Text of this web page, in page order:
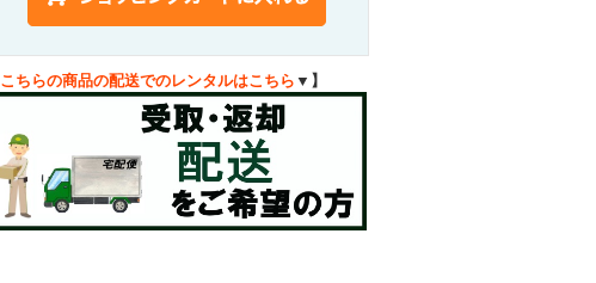
こちらの商品の配送でのレンタルはこちら ▼】